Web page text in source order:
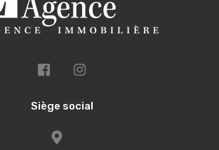
Siège social